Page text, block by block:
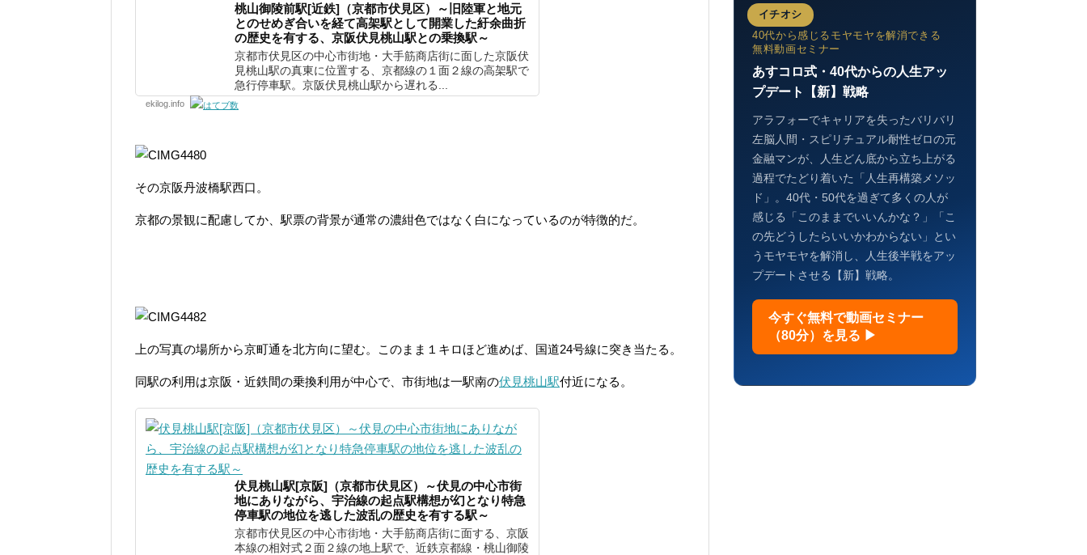
桃山御陵前駅[近鉄]（京都市伏見区）～旧陸軍と地元
とのせめぎ合いを経て高架駅として開業した紆余曲折
の歴史を有する、京阪伏見桃山駅との乗換駅～
京都市伏見区の中心市街地・大手筋商店街に面した京阪伏
見桃山駅の真東に位置する、京都線の１面２線の高架駅で
急行停車駅。京阪伏見桃山駅から遅れる...
ekilog.info
その京阪丹波橋駅西口。
京都の景観に配慮してか、駅票の背景が通常の濃紺色ではなく白になっているのが特徴的だ。
上の写真の場所から京町通を北方向に望む。このまま１キロほど進めば、国道24号線に突き当たる。
同駅の利用は京阪・近鉄間の乗換利用が中心で、市街地は一駅南の伏見桃山駅付近になる。
伏見桃山駅[京阪]（京都市伏見区）～伏見の中心市街
地にありながら、宇治線の起点駅構想が幻となり特急
停車駅の地位を逃した波乱の歴史を有する駅～
京都市伏見区の中心市街地・大手筋商店街に面する、京阪
本線の相対式２面２線の地上駅で、近鉄京都線・桃山御陵
イチオシ
40代から感じるモヤモヤを解消できる
無料動画セミナー
あすコロ式・40代からの人生アッ
プデート【新】戦略
アラフォーでキャリアを失ったバリバリ
左脳人間・スピリチュアル耐性ゼロの元
金融マンが、人生どん底から立ち上がる
過程でたどり着いた「人生再構築メソッ
ド」。40代・50代を過ぎて多くの人が
感じる「このままでいいんかな？」「こ
の先どうしたらいいかわからない」とい
うモヤモヤを解消し、人生後半戦をアッ
プデートさせる【新】戦略。
今すぐ無料で動画セミナー
（80分）を見る ▶